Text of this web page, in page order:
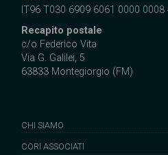
IT96 T030 6909 6061 0000
Recapito postale
c/o Federico Vita
Via G. Galilei, 5
63833 Montegiorgio (FM)
CHI SIAMO
CORI ASSOCIATI